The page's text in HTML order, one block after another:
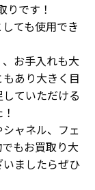
りです！
ても使用でき
お手入れも大
あり大きく目
ていただける
ャネル、フェ
もお買取り大
ましたらぜひ